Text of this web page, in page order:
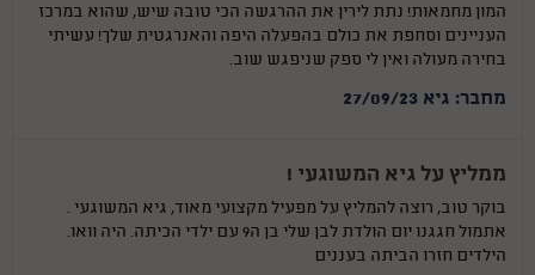
המון מחמאות! נתת לירין את ההרגשה הכי טובה שיש, שהוא במרכז
העניינים וסחפת את כולם בהפעלה היפה והאנרגטית שלך! עשיתי
בחירה מעולה ואין לי ספק שניפגש שוב.
מחבר: גיא 27/09/23
ממליץ על גיא המשוגעי !
בוקר טוב, רוצה להמליץ על מפעיל מקצועי מאוד, גיא המשוגעי .
אתמול חגגנו יום הולדת לבן שלי בן ה9 עם ילדי הכיתה. היה וואו.
הילדים חזרו הביתה בעננים